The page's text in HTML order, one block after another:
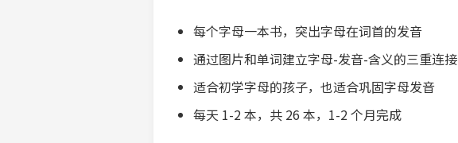
每个字母一本书，突出字母在词首的发音
通过图片和单词建立字母-发音-含义的三重连接
适合初学字母的孩子，也适合巩固字母发音
每天 1-2 本，共 26 本，1-2 个月完成